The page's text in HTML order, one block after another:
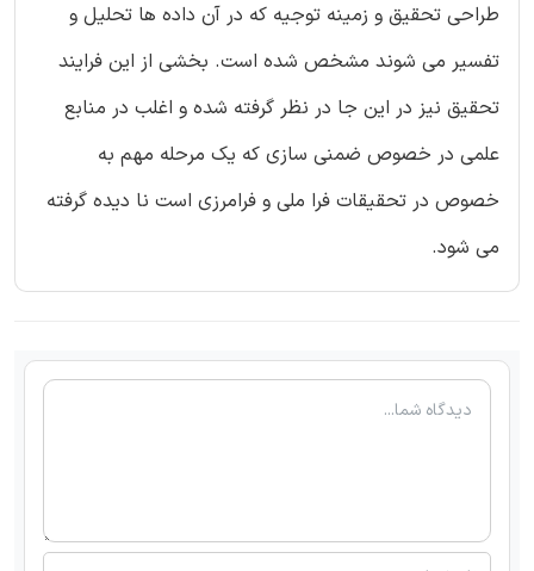
طراحی تحقیق و زمینه توجیه که در آن داده ها تحلیل و
تفسیر می شوند مشخص شده است. بخشی از این فرایند
تحقیق نیز در این جا در نظر گرفته شده و اغلب در منابع
علمی در خصوص ضمنی سازی که یک مرحله مهم به
خصوص در تحقیقات فرا ملی و فرامرزی است نا دیده گرفته
می شود.